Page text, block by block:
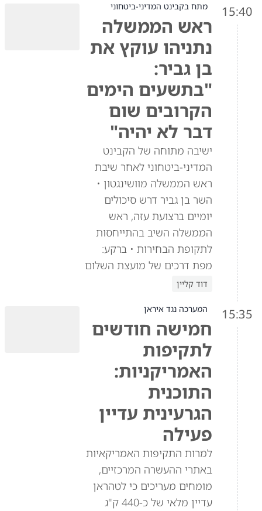
15:40 מתח בקבינט המדיני-ביטחוני
ראש הממשלה
נתניהו עוקץ את
בן גביר:
"בתשעים הימים
הקרובים שום
דבר לא יהיה"
ישיבה מתוחה של הקבינט
המדיני-ביטחוני לאחר שיבת
ראש הממשלה מוושינגטון •
השר בן גביר דרש סיכולים
יומיים ברצועת עזה, ראש
הממשלה השיב בהתייחסות
לתקופת הבחירות • ברקע:
מפת דרכים של מועצת השלום
דוד קליין
15:35 המערכה נגד איראן
חמישה חודשים
לתקיפות
האמריקניות:
התוכנית
הגרעינית עדיין
פעילה
למרות התקיפות האמריקאיות
באתרי ההעשרה המרכזיים,
מומחים מעריכים כי לטהראן
עדיין מלאי של כ-440 ק"ג